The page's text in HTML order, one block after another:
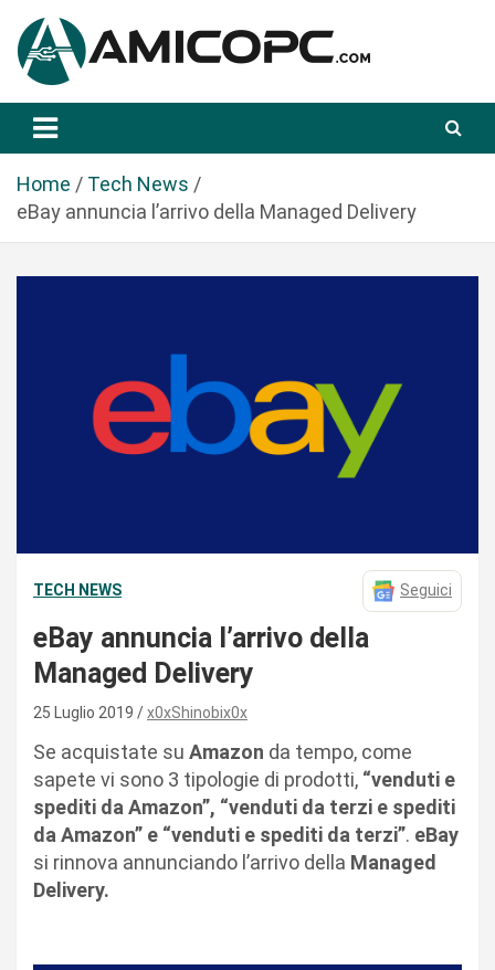
a
Amicopc.com
Home
Tech News
eBay annuncia l’arrivo della Managed Delivery
TECH NEWS Seguici
eBay annuncia l’arrivo della
Managed Delivery
25 Luglio 2019 x0xShinobix0x
Se acquistate su Amazon da tempo, come
sapete vi sono 3 tipologie di prodotti, “venduti e
spediti da Amazon”, “venduti da terzi e spediti
da Amazon” e “venduti e spediti da terzi”. eBay
si rinnova annunciando l’arrivo della Managed
Delivery.